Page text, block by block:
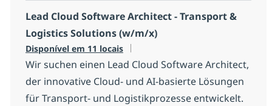
Lead Cloud Software Architect - Transport &
Logistics Solutions (w/m/x)
Disponível em 11 locais
Wir suchen einen Lead Cloud Software Architect,
der innovative Cloud- und AI-basierte Lösungen
für Transport- und Logistikprozesse entwickelt.